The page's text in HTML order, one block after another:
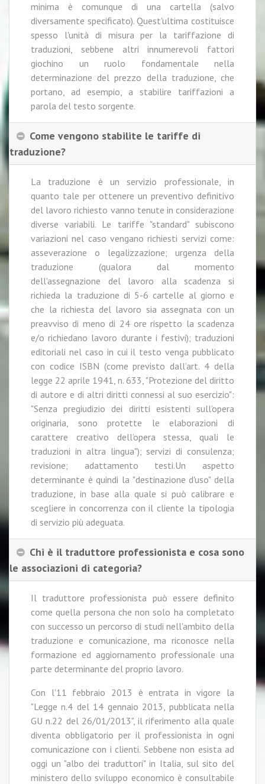
minima è comunque di una cartella (salvo
diversamente specificato). Quest'ultima costituisce
spesso l'unità di misura per la tariffazione di
traduzioni, sebbene altri innumerevoli fattori
giochino un ruolo fondamentale nella
determinazione del prezzo della traduzione, che
portano, ad esempio, a stabilire tariffazioni a
parola del testo sorgente.
Come vengono stabilite le tariffe di
traduzione?
La traduzione è un servizio professionale, in
quanto tale per ottenere un preventivo definitivo
del lavoro richiesto vanno tenute in considerazione
diverse variabili. Le tariffe "standard" subiscono
variazioni nel caso vengano richiesti servizi come:
asseverazione o legalizzazione; urgenza della
traduzione (qualora dal momento
dell'assegnazione del lavoro alla scadenza si
richieda la traduzione di 5-6 cartelle al giorno e
che la richiesta del lavoro sia assegnata con un
preavviso di meno di 24 ore rispetto la scadenza
e/o richiedano lavoro durante i festivi); traduzioni
editoriali nel caso in cui il testo venga pubblicato
con codice ISBN (come previsto dall’art. 4 della
legge 22 aprile 1941, n. 633, "Protezione del diritto
di autore e di altri diritti connessi al suo esercizio":
"Senza pregiudizio dei diritti esistenti sull’opera
originaria, sono protette le elaborazioni di
carattere creativo dell’opera stessa, quali le
traduzioni in altra lingua"); servizi di consulenza;
revisione; adattamento testi.Un aspetto
determinante è quindi la "destinazione d'uso" della
traduzione, in base alla quale si può calibrare e
scegliere in concorrenza con il cliente la tipologia
di servizio più adeguata.
Chi è il traduttore professionista e cosa sono
le associazioni di categoria?
Il traduttore professionista può essere definito
come quella persona che non solo ha completato
con successo un percorso di studi nell'ambito della
traduzione e comunicazione, ma riconosce nella
formazione ed aggiornamento professionale una
parte determinante del proprio lavoro.
Con l'11 febbraio 2013 è entrata in vigore la
"Legge n.4 del 14 gennaio 2013, pubblicata nella
GU n.22 del 26/01/2013", il riferimento alla quale
diventa obbligatorio per il professionista in ogni
comunicazione con i clienti. Sebbene non esista ad
oggi un "albo dei traduttori" in Italia, sul sito del
ministero dello sviluppo economico è consultabile